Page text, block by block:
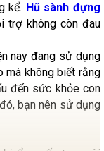
kể. Hũ sành đựng
trợ không còn đau
nay đang sử dụng
mà không biết rằng
đến sức khỏe con
bạn nên sử dụng